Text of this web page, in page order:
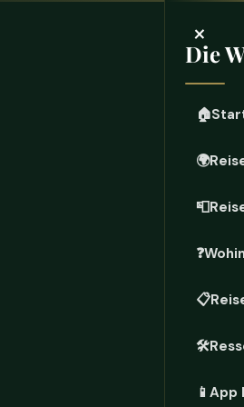
×
Die
🏠
🌍
📮
❓
📋
🛠️
📱 App